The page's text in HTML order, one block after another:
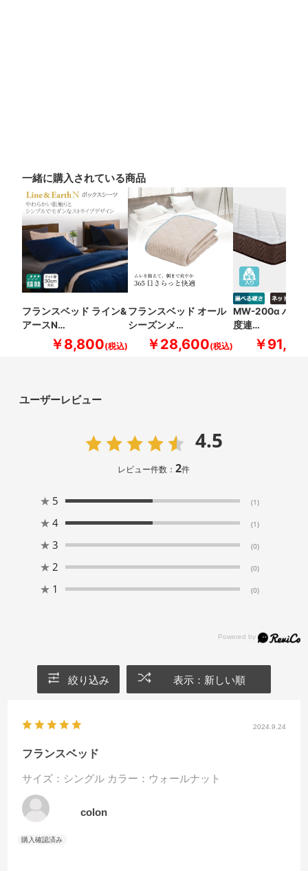
一緒に購入されている商品
フランスベッド ライン&
アースN…
￥8,800
フランスベッド オール
シーズンメ…
￥28,600
MW-200α ハー
度連…
￥
ユーザーレビュー
4.5
レビュー件数：2件
★ 5 (1)
★ 4 (1)
★ 3 (0)
★ 2 (0)
★ 1 (0)
絞り込み 表示：新しい順
2024.9.24
フランスベッド
サイズ：シングル カラー：ウォールナット
colon